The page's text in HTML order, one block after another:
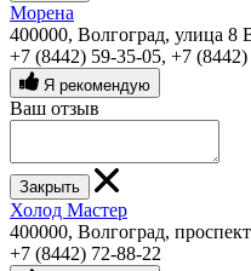
Морена
400000, Волгоград, улица
+7 (8442) 59-35-05, +7
Я рекомендую
Ваш отзыв
Закрыть
Холод Мастер
400000, Волгоград,
+7 (8442) 72-88-22